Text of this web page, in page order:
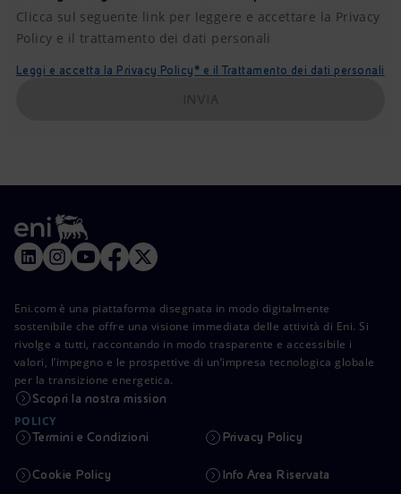
Clicca sul seguente link per leggere e accettare la Privacy
Policy e il trattamento dei dati personali
Leggi e accetta la Privacy Policy* e il Trattamento dei dati personali
Eni.com è una piattaforma disegnata in modo digitalmente
sostenibile che offre una visione immediata delle attività di Eni. Si
rivolge a tutti, raccontando in modo trasparente e accessibile i
valori, l’impegno e le prospettive di un’impresa tecnologica globale
per la transizione energetica.
Scopri la nostra mission
POLICY
Termini e Condizioni Privacy Policy
Cookie Policy Info Area Riservata